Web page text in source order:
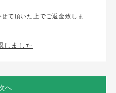
て頂いた上でご返金致しま
しました
へ